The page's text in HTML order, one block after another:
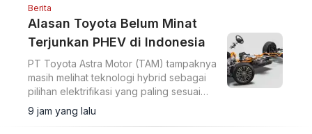
Berita
Alasan Toyota Belum Minat
Terjunkan PHEV di Indonesia
PT Toyota Astra Motor (TAM) tampaknya
masih melihat teknologi hybrid sebagai
pilihan elektrifikasi yang paling sesuai
untuk pasar Indonesia.
9 jam yang lalu